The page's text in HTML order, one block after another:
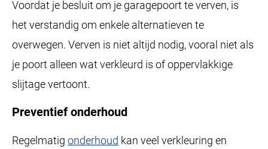
Voordat je besluit om je garagepoort te verven, is
het verstandig om enkele alternatieven te
overwegen. Verven is niet altijd nodig, vooral niet als
je poort alleen wat verkleurd is of oppervlakkige
slijtage vertoont.
Preventief onderhoud
Regelmatigonderhoud kan veel verkleuring en